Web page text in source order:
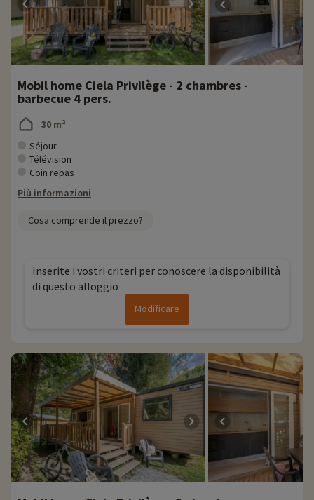
Mobil home Ciela Privilège - 2 chambres -
barbecue 4 pers.
30 m²
Séjour
Télévision
Coin repas
Più informazioni
Cosa comprende il prezzo?
Inserite i vostri criteri per conoscere la disponibilità
di questo alloggio
Modificare